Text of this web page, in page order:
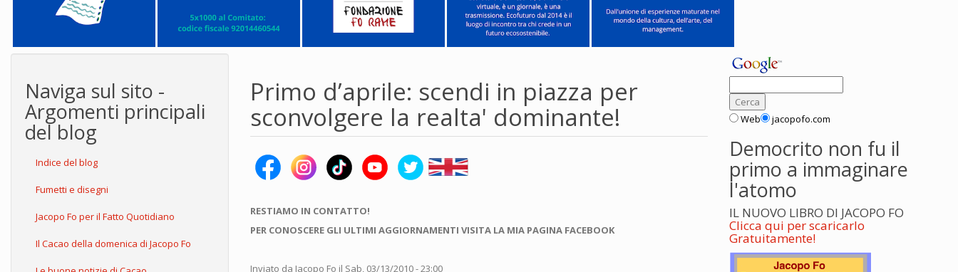
Naviga sul sito -
Argomenti principali
del blog
Indice del blog
Fumetti e disegni
Jacopo Fo per il Fatto Quotidiano
Il Cacao della domenica di Jacopo Fo
Primo d’aprile: scendi in piazza per
sconvolgere la realta' dominante!
RESTIAMO IN CONTATTO!
PER CONOSCERE GLI ULTIMI AGGIORNAMENTI VISITA LA MIA PAGINA FACEBOOK
Inviato da Jacopo Fo il Sab, 03/13/2010 - 23:00
Web jacopofo.com
Democrito non fu il
primo a immaginare
l'atomo
IL NUOVO LIBRO DI JACOPO FO
Clicca qui per scaricarlo
Gratuitamente!